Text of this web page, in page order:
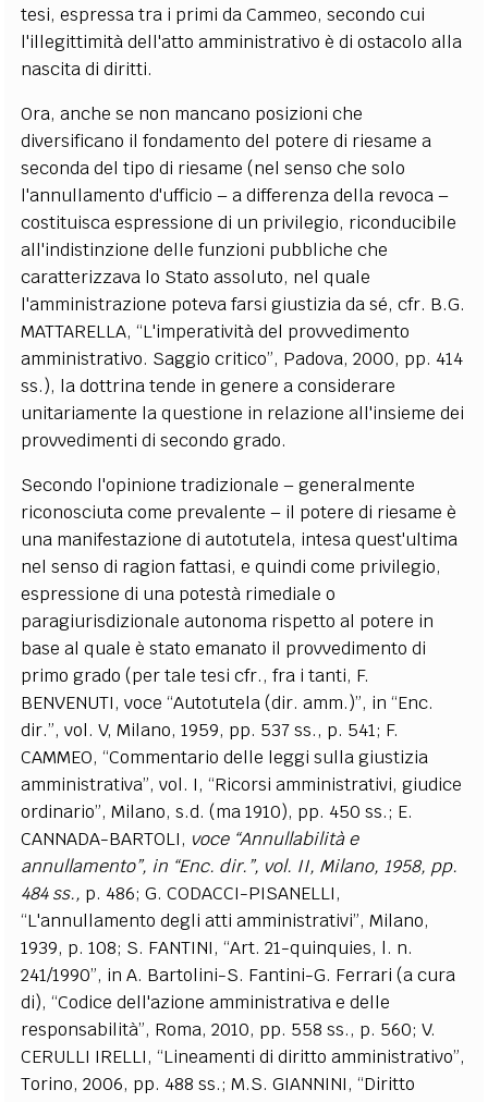
tesi, espressa tra i primi da Cammeo, secondo cui
l'illegittimità dell'atto amministrativo è di ostacolo alla
nascita di diritti.
Ora, anche se non mancano posizioni che
diversificano il fondamento del potere di riesame a
seconda del tipo di riesame (nel senso che solo
l'annullamento d'ufficio – a differenza della revoca –
costituisca espressione di un privilegio, riconducibile
all'indistinzione delle funzioni pubbliche che
caratterizzava lo Stato assoluto, nel quale
l'amministrazione poteva farsi giustizia da sé, cfr. B.G.
MATTARELLA, “L'imperatività del provvedimento
amministrativo. Saggio critico”, Padova, 2000, pp. 414
ss.), la dottrina tende in genere a considerare
unitariamente la questione in relazione all'insieme dei
provvedimenti di secondo grado.
Secondo l'opinione tradizionale – generalmente
riconosciuta come prevalente – il potere di riesame è
una manifestazione di autotutela, intesa quest'ultima
nel senso di ragion fattasi, e quindi come privilegio,
espressione di una potestà rimediale o
paragiurisdizionale autonoma rispetto al potere in
base al quale è stato emanato il provvedimento di
primo grado (per tale tesi cfr., fra i tanti, F.
BENVENUTI, voce “Autotutela (dir. amm.)”, in “Enc.
dir.”, vol. V, Milano, 1959, pp. 537 ss., p. 541; F.
CAMMEO, “Commentario delle leggi sulla giustizia
amministrativa”, vol. I, “Ricorsi amministrativi, giudice
ordinario”, Milano, s.d. (ma 1910), pp. 450 ss.; E.
CANNADA-BARTOLI, voce “Annullabilità e
annullamento”, in “Enc. dir.”, vol. II, Milano, 1958, pp.
484ss., p. 486; G. CODACCI-PISANELLI,
“L'annullamento degli atti amministrativi”, Milano,
1939, p. 108; S. FANTINI, “Art. 21-quinquies, l. n.
241/1990”, in A. Bartolini-S. Fantini-G. Ferrari (a cura
di), “Codice dell'azione amministrativa e delle
responsabilità”, Roma, 2010, pp. 558 ss., p. 560; V.
CERULLI IRELLI, “Lineamenti di diritto amministrativo”,
Torino, 2006, pp. 488 ss.; M.S. GIANNINI, “Diritto